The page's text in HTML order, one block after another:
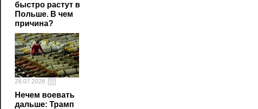
быстро растут в
Польше. В чем
причина?
28.07.2026
Нечем воевать
дальше: Трамп